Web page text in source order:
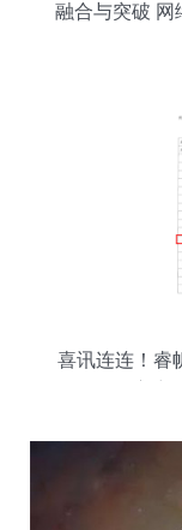
融合与突破 网
喜讯连连！睿